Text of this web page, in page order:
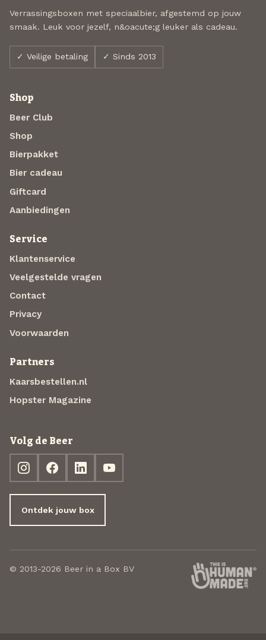
Verrassingsboxen met speciaalbier, afgestemd op jouw
smaak. Leuk voor jezelf, n&oacute;g leuker als cadeau.
✓ Veilige betaling ✓ Sinds 2013
Shop
Beer Club
Shop
Bierpakket
Bier cadeau
Giftcard
Aanbiedingen
Service
Klantenservice
Veelgestelde vragen
Contact
Privacy
Voorwaarden
Partners
Kaarsbestellen.nl
Hopster Magazine
Volg de Beer
Ontdek jouw box
© 2013-2026 Beer in a Box BV